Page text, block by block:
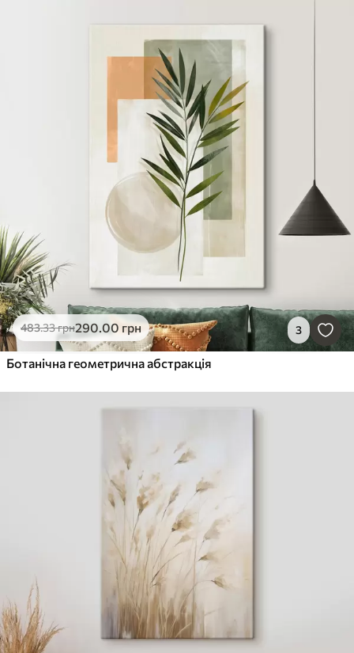
483.33грн290.00 грн 3
Ботанічна геометрична абстракція